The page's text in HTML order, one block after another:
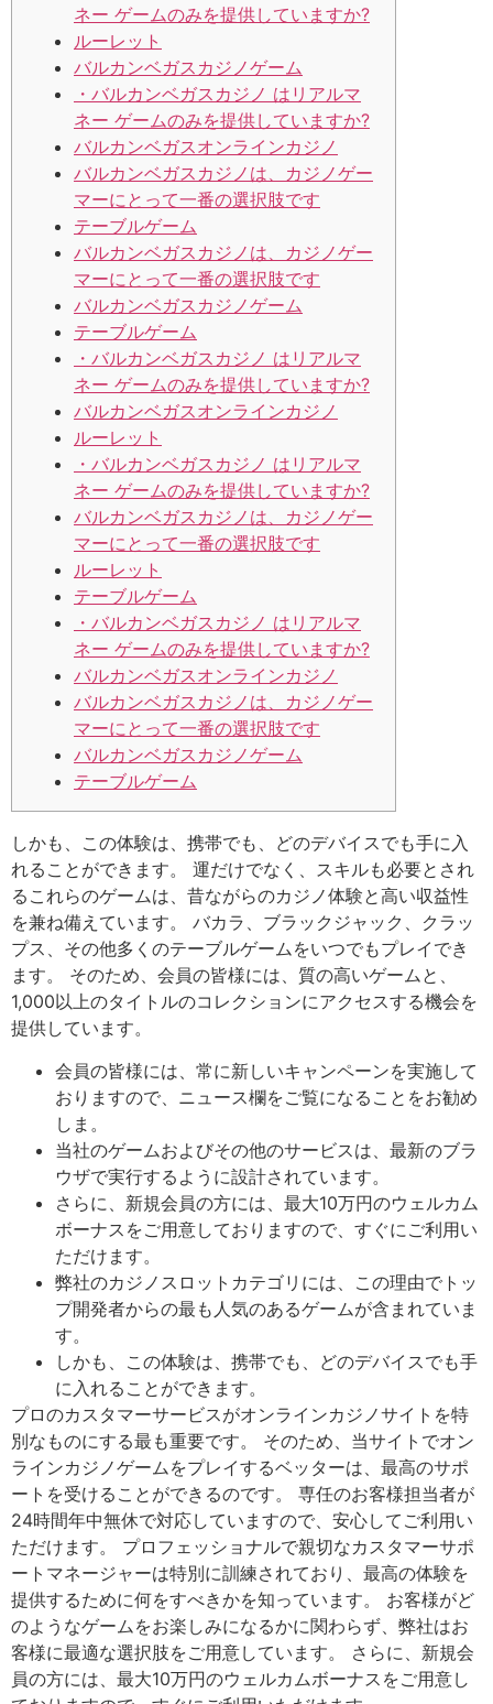
ネー ゲームのみを提供していますか?
ルーレット
バルカンベガスカジノゲーム
・バルカンベガスカジノ はリアルマ
ネー ゲームのみを提供していますか?
バルカンベガスオンラインカジノ
バルカンベガスカジノは、カジノゲー
マーにとって一番の選択肢です
テーブルゲーム
バルカンベガスカジノは、カジノゲー
マーにとって一番の選択肢です
バルカンベガスカジノゲーム
テーブルゲーム
・バルカンベガスカジノ はリアルマ
ネー ゲームのみを提供していますか?
バルカンベガスオンラインカジノ
ルーレット
・バルカンベガスカジノ はリアルマ
ネー ゲームのみを提供していますか?
バルカンベガスカジノは、カジノゲー
マーにとって一番の選択肢です
ルーレット
テーブルゲーム
・バルカンベガスカジノ はリアルマ
ネー ゲームのみを提供していますか?
バルカンベガスオンラインカジノ
バルカンベガスカジノは、カジノゲー
マーにとって一番の選択肢です
バルカンベガスカジノゲーム
テーブルゲーム
しかも、この体験は、携帯でも、どのデバイスでも手に入
れることができます。 運だけでなく、スキルも必要とされ
るこれらのゲームは、昔ながらのカジノ体験と高い収益性
を兼ね備えています。 バカラ、ブラックジャック、クラッ
プス、その他多くのテーブルゲームをいつでもプレイでき
ます。 そのため、会員の皆様には、質の高いゲームと、
1,000以上のタイトルのコレクションにアクセスする機会を
提供しています。
会員の皆様には、常に新しいキャンペーンを実施して
おりますので、ニュース欄をご覧になることをお勧め
しま。
当社のゲームおよびその他のサービスは、最新のブラ
ウザで実行するように設計されています。
さらに、新規会員の方には、最大10万円のウェルカム
ボーナスをご用意しておりますので、すぐにご利用い
ただけます。
弊社のカジノスロットカテゴリには、この理由でトッ
プ開発者からの最も人気のあるゲームが含まれていま
す。
しかも、この体験は、携帯でも、どのデバイスでも手
に入れることができます。
プロのカスタマーサービスがオンラインカジノサイトを特
別なものにする最も重要です。 そのため、当サイトでオン
ラインカジノゲームをプレイするベッターは、最高のサポ
ートを受けることができるのです。 専任のお客様担当者が
24時間年中無休で対応していますので、安心してご利用い
ただけます。 プロフェッショナルで親切なカスタマーサポ
ートマネージャーは特別に訓練されており、最高の体験を
提供するために何をすべきかを知っています。 お客様がど
のようなゲームをお楽しみになるかに関わらず、弊社はお
客様に最適な選択肢をご用意しています。 さらに、新規会
員の方には、最大10万円のウェルカムボーナスをご用意し